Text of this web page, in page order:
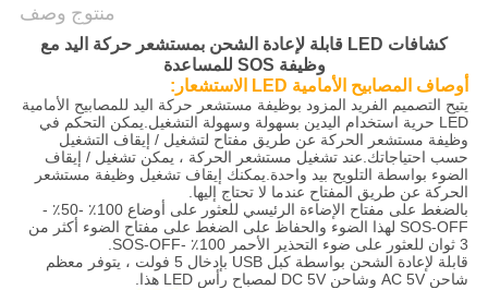
منتوج وصف
كشافات LED قابلة لإعادة الشحن بمستشعر حركة اليد مع
وظيفة SOS للمساعدة
أوصاف المصابيح الأمامية LED الاستشعار:
يتيح التصميم الفريد المزود بوظيفة مستشعر حركة اليد للمصابيح الأمامية
LED حرية استخدام اليدين بسهولة وسهولة التشغيل.يمكن التحكم في
وظيفة مستشعر الحركة عن طريق مفتاح لتشغيل / إيقاف التشغيل
حسب احتياجاتك.عند تشغيل مستشعر الحركة ، يمكن تشغيل / إيقاف
الضوء بواسطة التلويح بيد واحدة.يمكنك إيقاف تشغيل وظيفة مستشعر
الحركة عن طريق المفتاح عندما لا تحتاج إليها.
بالضغط على مفتاح الإضاءة الرئيسي للعثور على أوضاع 100٪ -50٪ -
SOS-OFF لهذا الضوء والحفاظ على الضغط على مفتاح الضوء أكثر من
3 ثوان للعثور على ضوء التحذير الأحمر 100٪ -SOS-OFF.
قابلة لإعادة الشحن بواسطة كبل USB بإدخال 5 فولت ، يتوفر معظم
شاحن AC 5V وشاحن DC 5V لمصباح رأس LED هذا.